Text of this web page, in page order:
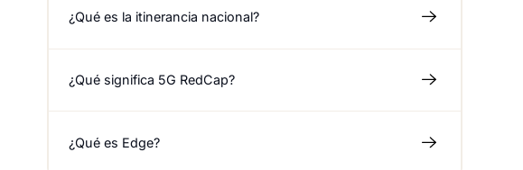
¿Qué es la itinerancia nacional?
¿Qué significa 5G RedCap?
¿Qué es Edge?